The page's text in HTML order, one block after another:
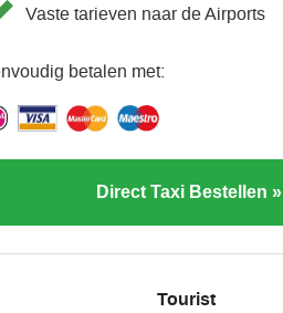
Vaste tarieven naar de Airports
betalen met:
Direct Taxi Bestellen »
Tourist